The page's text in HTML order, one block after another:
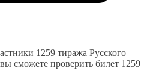
1259 тиража Русского
сможете проверить билет 1259